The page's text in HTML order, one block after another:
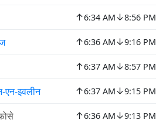
↑6:34 AM↓8:56 PM
↑6:36 AM↓9:16 PM
↑6:37 AM↓8:57 PM
एन-इवलीन ↑6:37 AM↓9:15 PM
↑6:36 AM↓9:13 PM